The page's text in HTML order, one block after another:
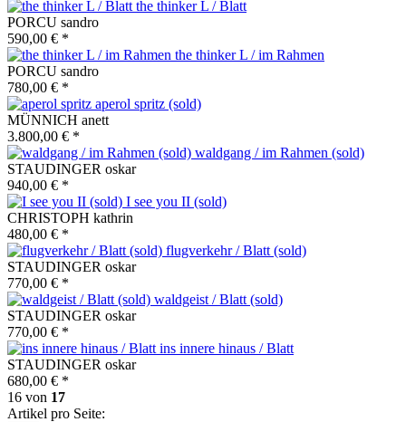
the thinker L / Blatt
PORCU sandro
590,00 € *
the thinker L / im Rahmen
PORCU sandro
780,00 € *
aperol spritz (sold)
MÜNNICH anett
3.800,00 € *
waldgang / im Rahmen (sold)
STAUDINGER oskar
940,00 € *
I see you II (sold)
CHRISTOPH kathrin
480,00 € *
flugverkehr / Blatt (sold)
STAUDINGER oskar
770,00 € *
waldgeist / Blatt (sold)
STAUDINGER oskar
770,00 € *
ins innere hinaus / Blatt
STAUDINGER oskar
680,00 € *
16 von 17
Artikel pro Seite: